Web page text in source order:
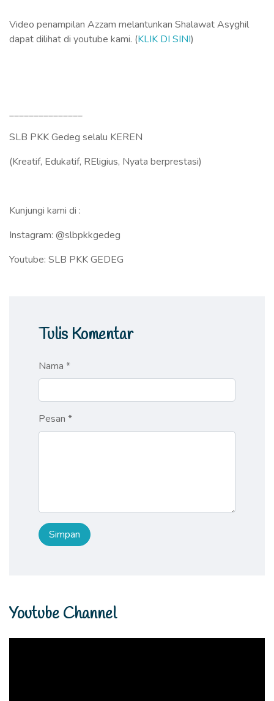
Video penampilan Azzam melantunkan Shalawat Asyghil
dapat dilihat di youtube kami. (KLIK DI SINI)
_______________
SLB PKK Gedeg selalu KEREN
(Kreatif, Edukatif, REligius, Nyata berprestasi)
Kunjungi kami di :
Instagram: @slbpkkgedeg
Youtube: SLB PKK GEDEG
Tulis Komentar
Nama *
Pesan *
Youtube Channel